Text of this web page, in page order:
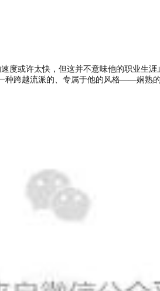
度或许太快，但这并不意味他的职业生涯
种跨越流派的、专属于他的风格——娴熟